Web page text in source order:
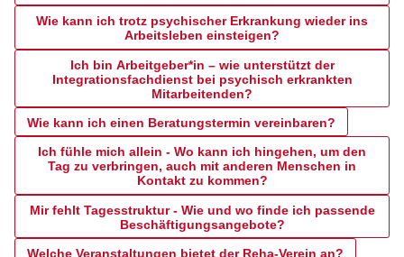
Wie kann ich trotz psychischer Erkrankung wieder ins
Arbeitsleben einsteigen?
Ich bin Arbeitgeber*in – wie unterstützt der
Integrationsfachdienst bei psychisch erkrankten
Mitarbeitenden?
Wie kann ich einen Beratungstermin vereinbaren?
Ich fühle mich allein - Wo kann ich hingehen, um den
Tag zu verbringen, auch mit anderen Menschen in
Kontakt zu kommen?
Mir fehlt Tagesstruktur - Wie und wo finde ich passende
Beschäftigungsangebote?
Welche Veranstaltungen bietet der Reha-Verein an?